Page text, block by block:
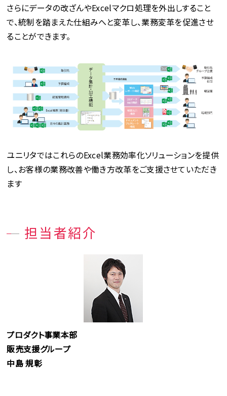
さらにデータの改ざんやExcelマクロ処理を外出しすること
で、統制を踏まえた仕組みへと変革し、業務変革を促進させ
ることができます。
ユニリタではこれらのExcel業務効率化ソリューションを提供
し、お客様の業務改善や働き方改革をご支援させていただき
ます
担当者紹介
プロダクト事業本部
販売支援グループ
中島 規彰